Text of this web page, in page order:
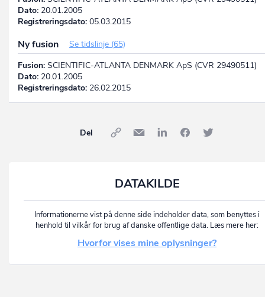
Dato: 20.01.2005
Registreringsdato: 05.03.2015
Ny fusion
Se tidslinje (65)
Fusion: SCIENTIFIC-ATLANTA DENMARK ApS (CVR 29490511)
Dato: 20.01.2005
Registreringsdato: 26.02.2015
Del
DATAKILDE
Informationerne vist på denne side indeholder data, som benyttes i
henhold til vilkår for brug af danske offentlige data. Læs mere her:
Hvorfor vises mine oplysninger?